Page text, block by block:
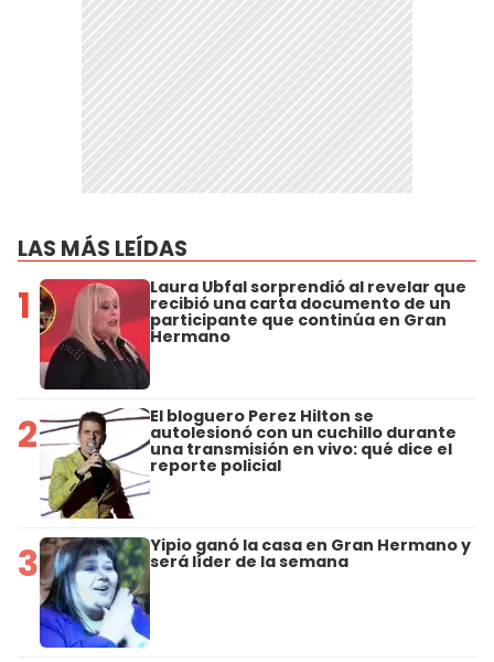
LAS MÁS LEÍDAS
1 Laura Ubfal sorprendió al revelar que
recibió una carta documento de un
participante que continúa en Gran
Hermano
2 El bloguero Perez Hilton se
autolesionó con un cuchillo durante
una transmisión en vivo: qué dice el
reporte policial
3 Yipio ganó la casa en Gran Hermano y
será líder de la semana